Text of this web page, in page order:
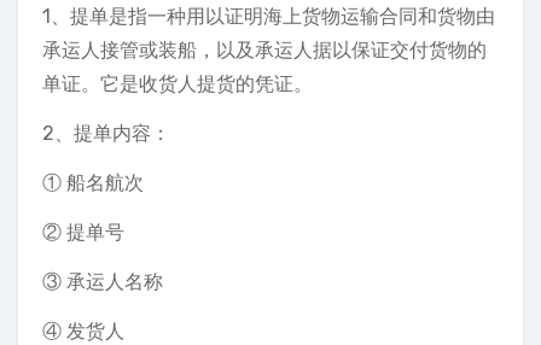
1、提单是指一种用以证明海上货物运输合同和货物由
承运人接管或装船，以及承运人据以保证交付货物的
单证。它是收货人提货的凭证。
2、提单内容：
① 船名航次
② 提单号
③ 承运人名称
④ 发货人